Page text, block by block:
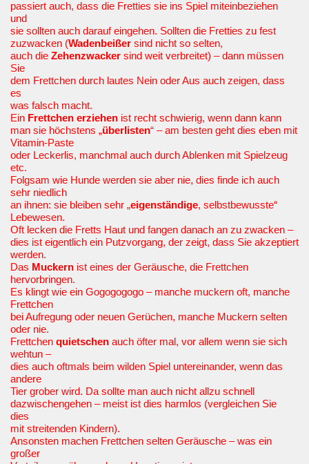
passiert auch, dass die Fretties sie ins Spiel miteinbeziehen
und
sie sollten auch darauf eingehen. Sollten die Fretties zu fest
zuzwacken (Wadenbeißer sind nicht so selten,
auch die Zehenzwacker sind weit verbreitet) – dann müssen
Sie
dem Frettchen durch lautes Nein oder Aus auch zeigen, dass
es
was falsch macht.
Ein Frettchen erziehen ist recht schwierig, wenn dann kann
man sie höchstens „überlisten“ – am besten geht dies eben mit
Vitamin-Paste
oder Leckerlis, manchmal auch durch Ablenken mit Spielzeug
etc.
Folgsam wie Hunde werden sie aber nie, dies finde ich auch
sehr niedlich
an ihnen: sie bleiben sehr „eigenständige, selbstbewusste“
Lebewesen.
Oft lecken die Fretts Haut und fangen danach an zu zwacken –
dies ist eigentlich ein Putzvorgang, der zeigt, dass Sie akzeptiert
werden.
Das Muckern ist eines der Geräusche, die Frettchen
hervorbringen.
Es klingt wie ein Gogogogogo – manche muckern oft, manche
Frettchen
bei Aufregung oder neuen Gerüchen, manche Muckern selten
oder nie.
Frettchen quietschen auch öfter mal, vor allem wenn sie sich
wehtun –
dies auch oftmals beim wilden Spiel untereinander, wenn das
andere
Tier grober wird. Da sollte man auch nicht allzu schnell
dazwischengehen – meist ist dies harmlos (vergleichen Sie
dies
mit streitenden Kindern).
Ansonsten machen Frettchen selten Geräusche – was ein
großer